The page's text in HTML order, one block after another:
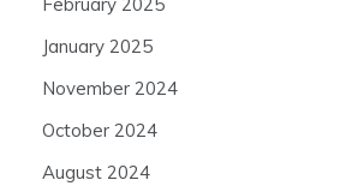
January 2025
November 2024
October 2024
August 2024